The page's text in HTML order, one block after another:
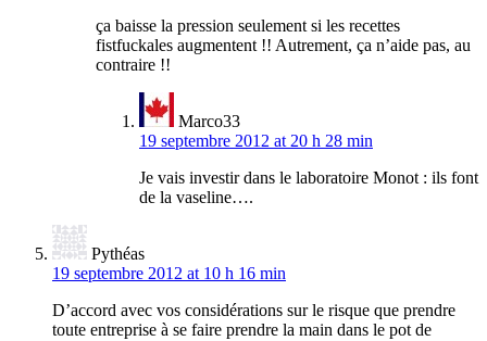
ça baisse la pression seulement si les recettes
fistfuckales augmentent !! Autrement, ça n’aide pas, au
contraire !!
Marco33
19 septembre 2012 at 20 h 28 min
Je vais investir dans le laboratoire Monot : ils font
de la vaseline….
Pythéas
19 septembre 2012 at 10 h 16 min
D’accord avec vos considérations sur le risque que prendre
toute entreprise à se faire prendre la main dans le pot de